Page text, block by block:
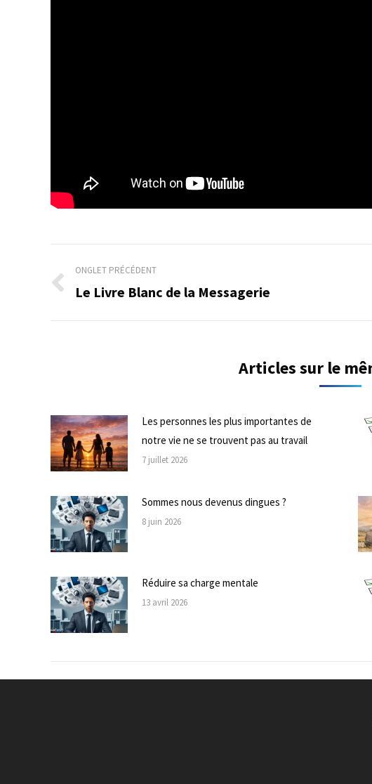
Navigation
de
commentaire
ONGLET PRÉCÉDENT
Onglet
Le Livre Blanc de la Messagerie
Articles sur le
Les personnes les plus importantes de
notre vie ne se trouvent pas au travail
7 juillet 2026
Sommes nous devenus dingues ?
8 juin 2026
Réduire sa charge mentale
13 avril 2026